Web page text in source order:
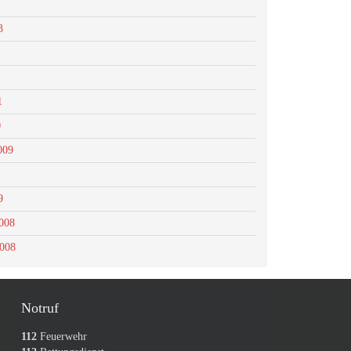
Notruf
112Feuerwehr